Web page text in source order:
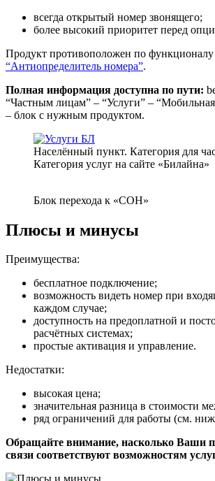
всегда открытый номер звонящего;
более высокий приоритет перед
Продукт противоположен по функционалу
“Антиопределитель номера”.
Полная информация доступна по пути:
“Частным лицам” – “Услуги” – “Мобильная
– блок с нужным продуктом.
Населённый пункт. Категория для
Категория услуг на сайте «Билайна»
Блок перехода к «СОН»
Плюсы и минусы
Преимущества:
бесплатное подключение;
возможность видеть номер при
каждом случае;
доступность на предоплатной и
расчётных системах;
простые активация и управление.
Недостатки:
высокая цена;
значительная разница в стоимости
ряд ограничений для работы (см.
Обращайте внимание, насколько Ваши
связи соответствуют возможностям